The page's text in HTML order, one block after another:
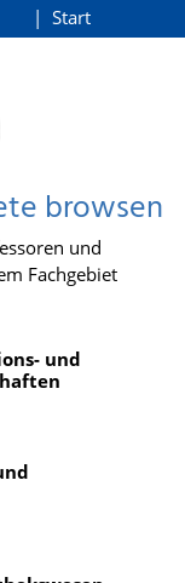
Start
browsen
und
Fachgebiet
und